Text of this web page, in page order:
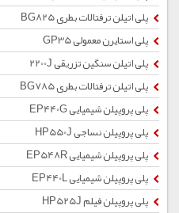
پلی اتیلن ترفتالات بطری BG825
پلی استایرن معمولی GP35
پلی اتیلن سنگین تزریقی 2200J
پلی اتیلن ترفتالات بطری BG785
پلی پروپیلن شیمیایی EP440G
پلی پروپیلن نساجی HP550J
پلی پروپیلن شیمیایی EP548R
پلی پروپیلن شیمیایی EP440L
پلی پروپیلن فیلم HP525J